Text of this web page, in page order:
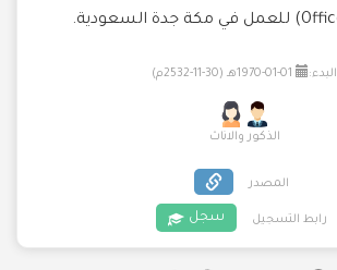
البدء:
الذكور والاناث
المصدر
رابط التسجيل سجل